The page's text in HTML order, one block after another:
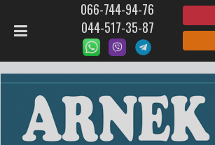
066-744-94-76
044-517-35-87